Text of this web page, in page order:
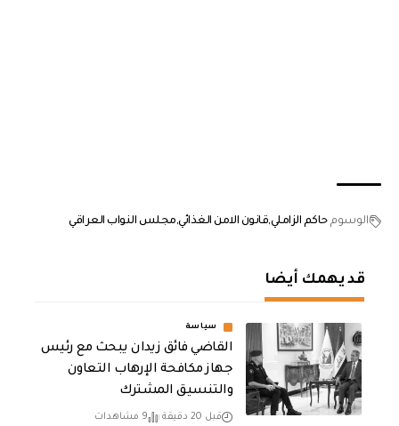
الوسوم حاكم الزامليقانون الامن الغذائي مجلس النواب العراقي
قد يهمك أيضا
سياسة
القاضي فائق زيدان يبحث مع رئيس
جهاز مكافحة الإرهاب التعاون
والتنسيق المشترك
قبل 20 دقيقة 9 مشاهدات